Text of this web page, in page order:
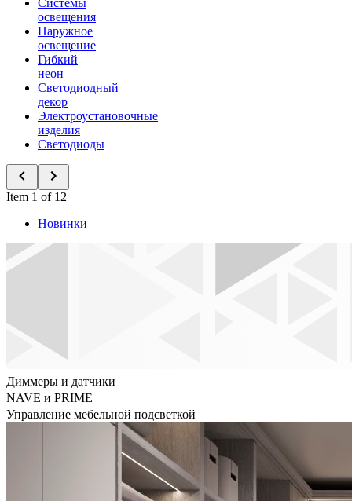
Системы
освещения
Наружное
освещение
Гибкий
неон
Светодиодный
декор
Электроустановочные
изделия
Светодиоды
Item 1 of 12
Новинки
Диммеры и датчики
NAVE и PRIME
Управление мебельной подсветкой